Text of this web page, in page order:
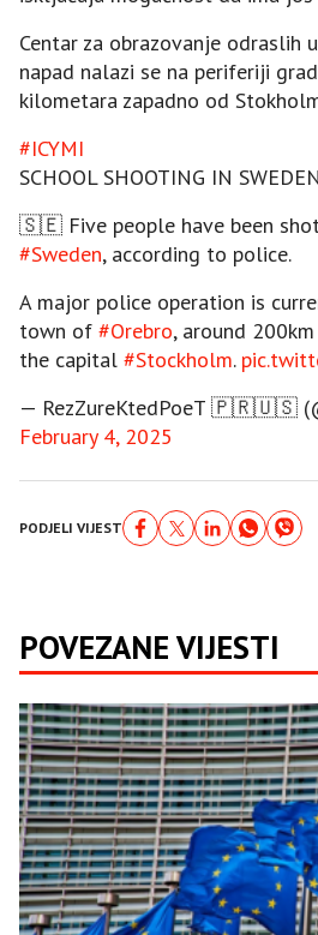
Centar za obrazovanje odraslih
napad nalazi se na periferiji
kilometara zapadno od
#ICYMI
SCHOOL SHOOTING IN SWEDEN
🇸🇪 Five people have been
#Sweden, according to police.
A major police operation is
town of #Orebro, around
the capital #Stockholm.
— RezZureKtedPoeT 🇵🇷🇺🇸
February 4, 2025
PODJELI VIJEST
POVEZANE VIJESTI